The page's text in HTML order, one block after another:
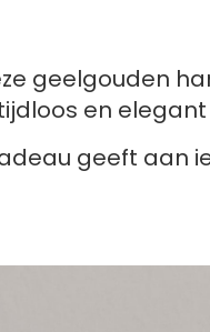
geelgouden
en
geeft aan